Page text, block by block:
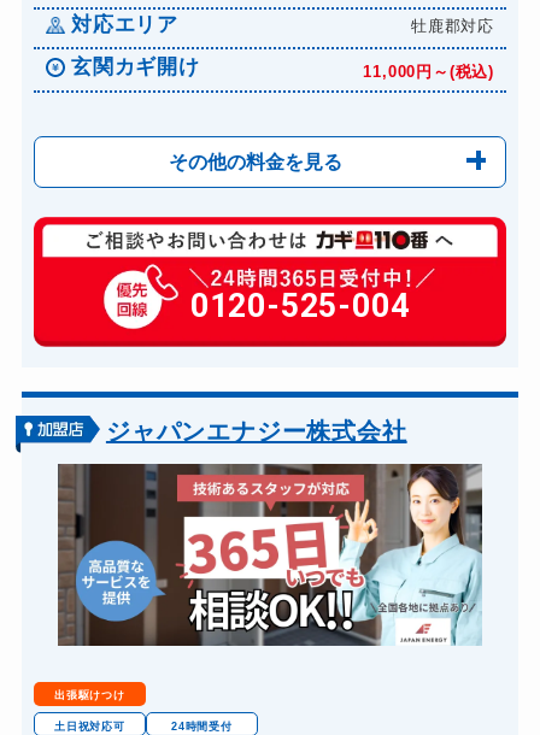
対応エリア 牡鹿郡対応
玄関カギ開け 11,000円～(税込)
その他の料金を見る
玄関カギ修理 6,600円～(税込)
玄関カギ作成 14,300円～(税込)
玄関カギ交換 14,300円～(税込)
バイクカギ開け 13,200円～(税込)
バイクカギ作成 16,500円～(税込)
スーツケースカギ開け 8,800円～(税込)
スーツケースカギ作成 8,800円～(税込)
金庫カギ開け 14,300円～(税込)
金庫カギ修理 11,000円～(税込)
金庫カギ交換
ロッカーカギ開け
0120-525-004
ジャパンエナジー株式会社
出張駆けつけ
土日祝対応可 24時間受付